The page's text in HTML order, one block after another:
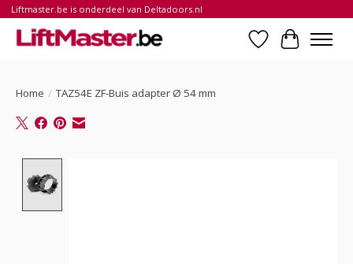
Liftmaster.be is onderdeel van Deltadoors.nl
Verlanglijst
Home / TAZ54E ZF-Buis adapter Ø 54 mm